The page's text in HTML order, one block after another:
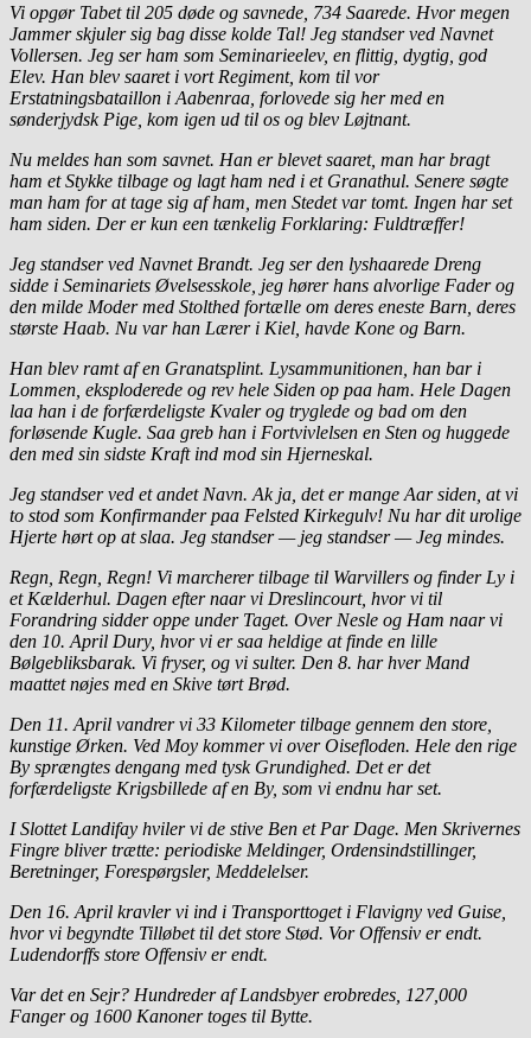
Vi opgør Tabet til 205 døde og savnede, 734 Saarede. Hvor megen
Jammer skjuler sig bag disse kolde Tal! Jeg standser ved Navnet
Vollersen. Jeg ser ham som Seminarieelev, en flittig, dygtig, god
Elev. Han blev saaret i vort Regiment, kom til vor
Erstatningsbataillon i Aabenraa, forlovede sig her med en
sønderjydsk Pige, kom igen ud til os og blev Løjtnant.
Nu meldes han som savnet. Han er blevet saaret, man har bragt
ham et Stykke tilbage og lagt ham ned i et Granathul. Senere søgte
man ham for at tage sig af ham, men Stedet var tomt. Ingen har set
ham siden. Der er kun een tænkelig Forklaring: Fuldtræffer!
Jeg standser ved Navnet Brandt. Jeg ser den lyshaarede Dreng
sidde i Seminariets Øvelsesskole, jeg hører hans alvorlige Fader og
den milde Moder med Stolthed fortælle om deres eneste Barn, deres
største Haab. Nu var han Lærer i Kiel, havde Kone og Barn.
Han blev ramt af en Granatsplint. Lysammunitionen, han bar i
Lommen, eksploderede og rev hele Siden op paa ham. Hele Dagen
laa han i de forfærdeligste Kvaler og tryglede og bad om den
forløsende Kugle. Saa greb han i Fortvivlelsen en Sten og huggede
den med sin sidste Kraft ind mod sin Hjerneskal.
Jeg standser ved et andet Navn. Ak ja, det er mange Aar siden, at vi
to stod som Konfirmander paa Felsted Kirkegulv! Nu har dit urolige
Hjerte hørt op at slaa. Jeg standser — jeg standser — Jeg mindes.
Regn, Regn, Regn! Vi marcherer tilbage til Warvillers og finder Ly i
et Kælderhul. Dagen efter naar vi Dreslincourt, hvor vi til
Forandring sidder oppe under Taget. Over Nesle og Ham naar vi
den 10. April Dury, hvor vi er saa heldige at finde en lille
Bølgebliksbarak. Vi fryser, og vi sulter. Den 8. har hver Mand
maattet nøjes med en Skive tørt Brød.
Den 11. April vandrer vi 33 Kilometer tilbage gennem den store,
kunstige Ørken. Ved Moy kommer vi over Oisefloden. Hele den rige
By sprængtes dengang med tysk Grundighed. Det er det
forfærdeligste Krigsbillede af en By, som vi endnu har set.
I Slottet Landifay hviler vi de stive Ben et Par Dage. Men Skrivernes
Fingre bliver trætte: periodiske Meldinger, Ordensindstillinger,
Beretninger, Forespørgsler, Meddelelser.
Den 16. April kravler vi ind i Transporttoget i Flavigny ved Guise,
hvor vi begyndte Tilløbet til det store Stød. Vor Offensiv er endt.
Ludendorffs store Offensiv er endt.
Var det en Sejr? Hundreder af Landsbyer erobredes, 127,000
Fanger og 1600 Kanoner toges til Bytte.